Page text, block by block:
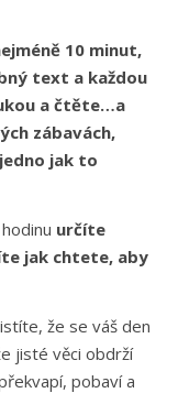
10 minut,
text a každou
a čtěte…a
zábavách,
jak to
určíte
jak chtete, aby
že se váš den
jisté věci obdrží
pobaví a